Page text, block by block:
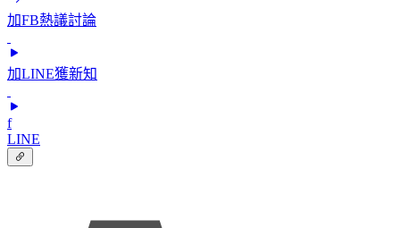
加FB熱議討論
加LINE獲新知
f
LINE